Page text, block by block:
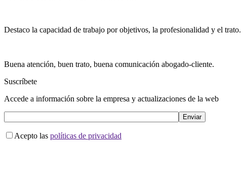
Destaco la capacidad de trabajo por objetivos, la profesionalidad y el trato.
Buena atención, buen trato, buena comunicación abogado-cliente.
Suscríbete
Accede a información sobre la empresa y actualizaciones de la web
Acepto las políticas de privacidad